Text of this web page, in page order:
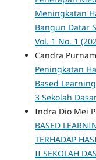
Meningkatan
Bangun Datar
Vol. 1 No. 1
Candra
Peningkatan
Based
3 Sekolah
Indra Dio Mei
BASED
TERHADAP
II SEKOLAH